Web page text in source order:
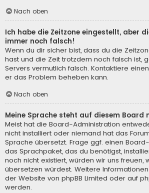
Nach oben
Ich habe die Zeitzone eingestellt, aber
immer noch falsch!
Wenn du dir sicher bist, dass du die
hast und die Zeit trotzdem noch falsch ist,
Servers vermutlich falsch. Kontaktiere
er das Problem beheben kann.
Nach oben
Meine Sprache steht auf diesem Board
Meist hat die Board-Administration
nicht installiert oder niemand hat das
Sprache übersetzt. Frage ggf. einen
das Sprachpaket, das du benötigst,
noch nicht existiert, würden wir uns freuen,
übersetzen würdest. Weitere
der Website von phpBB Limited oder auf
werden.